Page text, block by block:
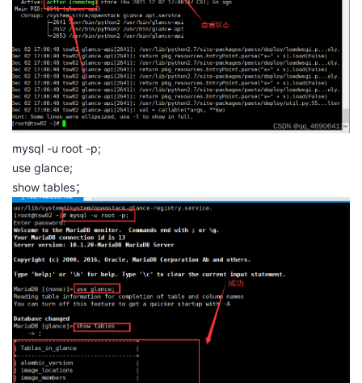
mysql -u root -p;
use glance;
show tables；